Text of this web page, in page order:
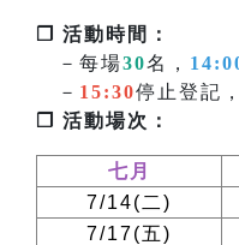
❐ 活動時間：
－每場30名，
－ 15:30停止登記
❐ 活動場次：
七月
7/14( 二 )
7/17(五)